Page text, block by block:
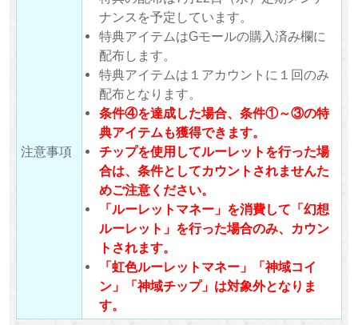
注意事項
ナンスを予定しています。
特典アイテムはGモールの購入済み欄に
配布します。
特典アイテムは１アカウントに１回のみ
配布となります。
条件④を達成した場合、条件①～③の特
典アイテムも獲得できます。
チップを使用してルーレットを行った場
合は、条件としてカウントされませんた
めご注意ください。
「ルーレットマネー」を消費して「幻想
ルーレット」を行った場合のみ、カウン
トされます。
「虹色ルーレットマネー」「神域コイ
ン」「神域チップ」は対象外となりま
す。